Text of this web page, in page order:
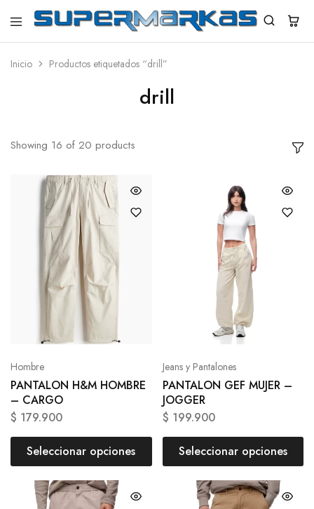
SuperMarkas
Ropa
con
Inicio Productos etiquetados “drill”
drill
Showing 16 of 20 products
Hombre
PANTALON H&M HOMBRE
– CARGO
$ 179.900
Seleccionar opciones
Jeans y Pantalones
PANTALON GEF MUJER –
JOGGER
$ 199.900
Seleccionar opciones